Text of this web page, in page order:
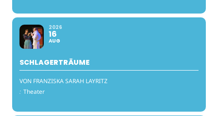
2026
16
AUG
SCHLAGERTRÄUME
VON FRANZISKA SARAH LAYRITZ
: Theater